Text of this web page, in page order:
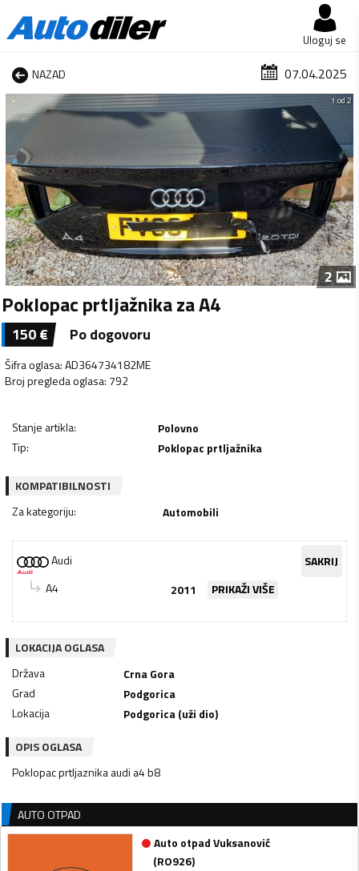
Uloguj se
NAZAD 07.04.2025
1 od 2
2
Poklopac prtljažnika za A4
150€ Po dogovoru
Šifra oglasa:AD364734182ME
Broj pregleda oglasa: 792
Stanje artikla:
Polovno
Tip: Poklopac prtljažnika
KOMPATIBILNOSTI
Za kategoriju: Automobili
Audi
SAKRIJ
A4
2011 PRIKAŽI VIŠE
LOKACIJA OGLASA
Država
Crna Gora
Grad
Podgorica
Lokacija
Podgorica (uži dio)
OPIS OGLASA
Poklopac prtljaznika audi a4 b8
AUTO OTPAD
Auto otpad Vuksanović
(RO926)